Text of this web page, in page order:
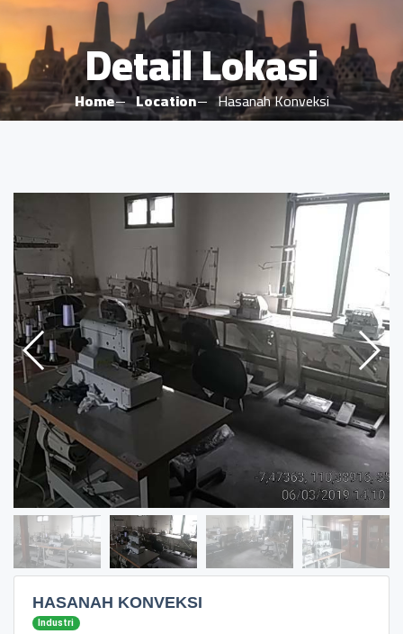
Detail Lokasi
Home Location Hasanah Konveksi
HASANAH KONVEKSI
Industri